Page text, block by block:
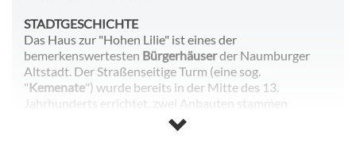
STADTGESCHICHTE
Das Haus zur "Hohen Lilie" ist eines der
bemerkenswertesten Bürgerhäuserder Naumburger
Altstadt. Der Straßenseitige Turm (eine sog.
"Kemenate") wurde bereits in der Mitte des 13.
Jahrhunderts errichtet, zwei Anbauten stammen
wahrscheinlich aus dem 15. Jahrhundert, ein vierter
Erweiterungsbau stammt aus der Barockzeit. Damit ist